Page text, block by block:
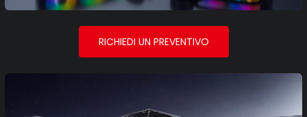
RICHIEDI UN PREVENTIVO